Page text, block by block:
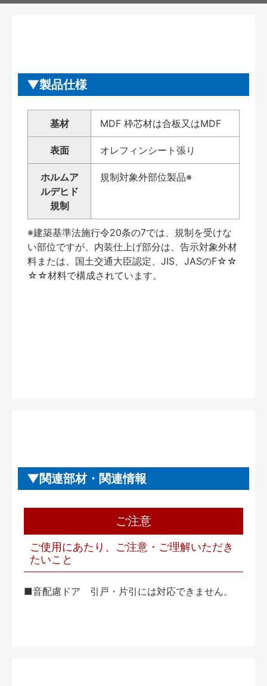
製品仕様
基材 MDF 枠芯材は合板又はMDF
表面 オレフィンシート張り
ホルムア
ルデヒド
規制
規制対象外部位製品※
※建築基準法施行令20条の7では、規制を受けな
い部位ですが、内装仕上げ部分は、告示対象外材
料または、国土交通大臣認定、JIS、JASのF☆☆
☆☆材料で構成されています。
関連部材・関連情報
ご注意
ご使用にあたり、ご注意・ご理解いただき
たいこと
■音配慮ドア 引戸・片引には対応できません。